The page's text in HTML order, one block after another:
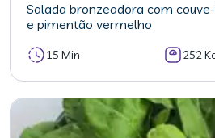
Salada bronzeadora com
e pimentão vermelho
15 Min 252